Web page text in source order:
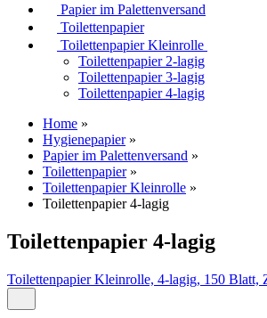
Papier im Palettenversand
Toilettenpapier
Toilettenpapier Kleinrolle
Toilettenpapier 2-lagig
Toilettenpapier 3-lagig
Toilettenpapier 4-lagig
Home »
Hygienepapier »
Papier im Palettenversand »
Toilettenpapier »
Toilettenpapier Kleinrolle »
Toilettenpapier 4-lagig
Toilettenpapier 4-lagig
Toilettenpapier Kleinrolle, 4-lagig, 150 Blatt,